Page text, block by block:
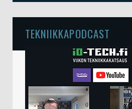
TEKNIIKKAPODCAST